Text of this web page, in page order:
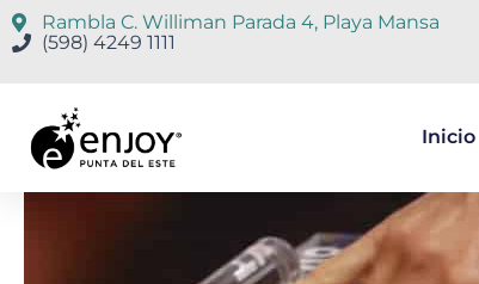
Rambla C. Williman Parada 4, Playa Mansa
(598) 4249 1111
Inicio